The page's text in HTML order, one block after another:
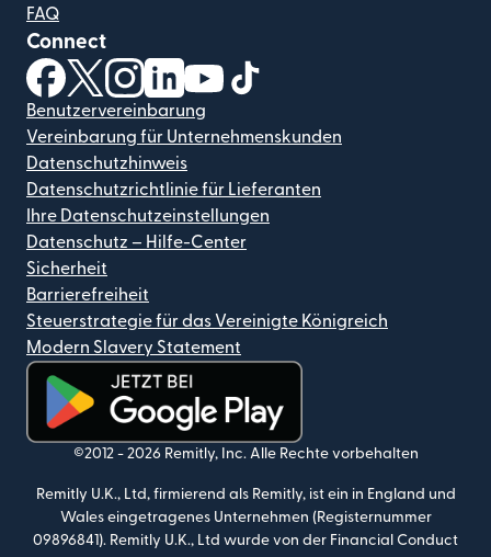
FAQ
Connect
(wird in einem neuen Fenster geöffnet)
(wird in einem neuen Fenster geöffnet)
(wird in einem neuen Fenster geöffnet)
(wird in einem neuen Fenster geöffnet)
(wird in einem neuen Fenster
Benutzervereinbarung
Vereinbarung für Unternehmenskunden
Datenschutzhinweis
Datenschutzrichtlinie für Lieferanten
Ihre Datenschutzeinstellungen
Datenschutz – Hilfe-Center
Sicherheit
Barrierefreiheit
Steuerstrategie für das Vereinigte Königreich
Modern Slavery Statement
(wird in einem neuen Fenster geöffnet)
©2012 - 2026 Remitly, Inc. Alle Rechte vorbehalten
Remitly U.K., Ltd, firmierend als Remitly, ist ein in England und
Wales eingetragenes Unternehmen (Registernummer
09896841). Remitly U.K., Ltd wurde von der Financial Conduct